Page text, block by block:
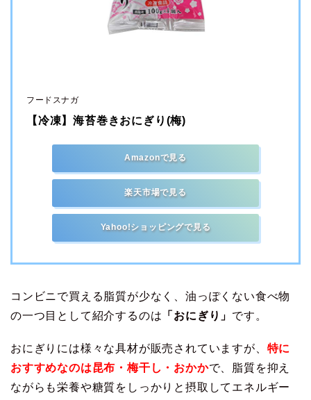
フードスナガ
【冷凍】海苔巻きおにぎり(梅)
Amazonで見る
楽天市場で見る
Yahoo!ショッピングで見る
コンビニで買える脂質が少なく、油っぽくない食べ物
の一つ目として紹介するのは 「おにぎり」 です。
おにぎりには様々な具材が販売されていますが、 特に
おすすめなのは昆布・梅干し・おかかで、脂質を抑え
ながらも栄養や糖質をしっかりと摂取してエネルギー